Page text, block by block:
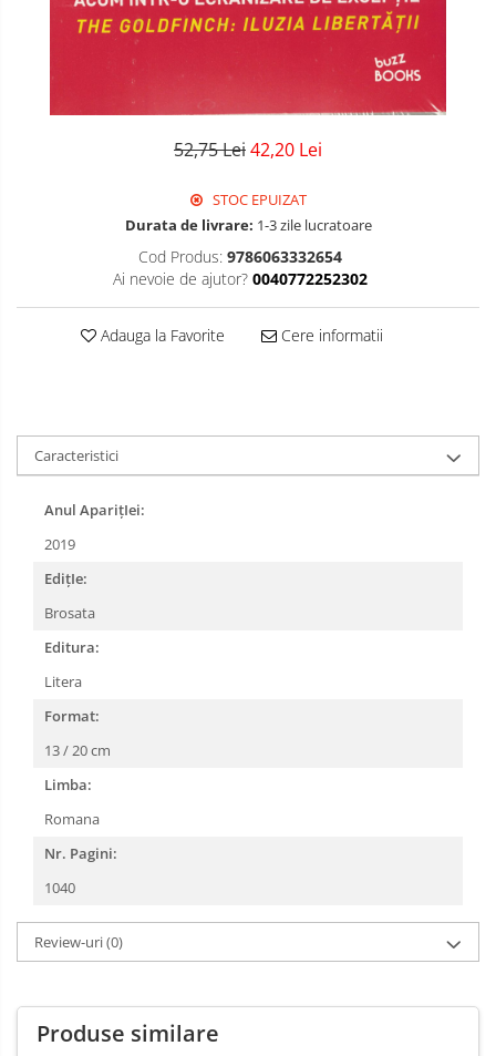
52,75 Lei42,20 Lei
STOC EPUIZAT
Durata de livrare: 1-3 zile lucratoare
Cod Produs: 9786063332654
Ai nevoie de ajutor? 0040772252302
Adauga la Favorite Cere informatii
Caracteristici
Anul AparițIei:
2019
EdițIe:
Brosata
Editura:
Litera
Format:
13 / 20 cm
Limba:
Romana
Nr. Pagini:
1040
Review-uri(0)
Produse similare